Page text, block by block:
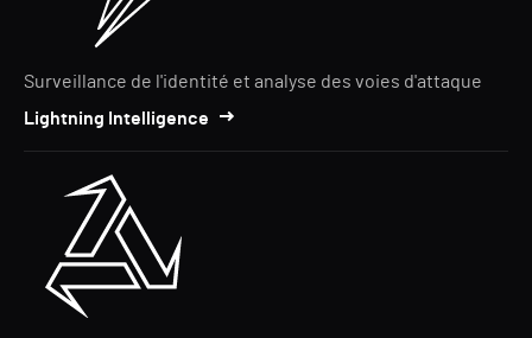
Surveillance de l'identité et analyse des voies d'attaque
Lightning Intelligence